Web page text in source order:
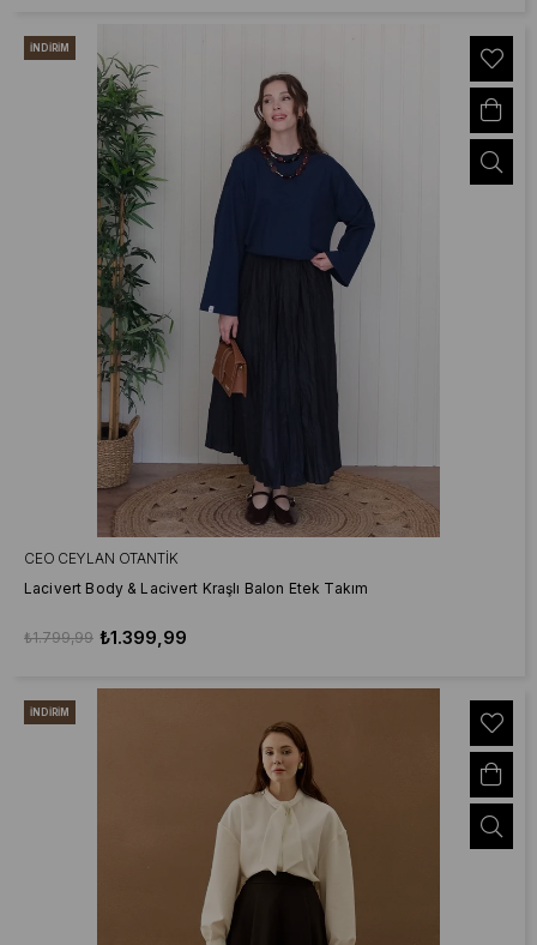
CEO CEYLAN OTANTIK
Lacivert Body & Lacivert Kraşlı Balon Etek Takım
₺1.399,99
₺1.799,99
İNDIRIM
İNDIRIM